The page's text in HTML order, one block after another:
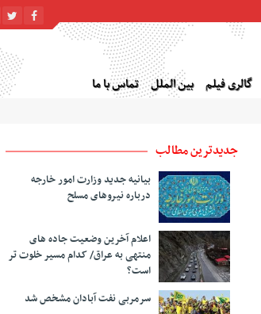
گالری فیلم بین الملل تماس با ما شنبه, ۱۷ مرداد , ۱۴۰۵
جدیدترین مطالب
بیانیه جدید وزارت امور خارجه
درباره نیروهای مسلح
اعلام آخرین وضعیت جاده های
منتهی به عراق/ کدام مسیر خلوت تر
است؟
سرمربی نفت آبادان مشخص شد